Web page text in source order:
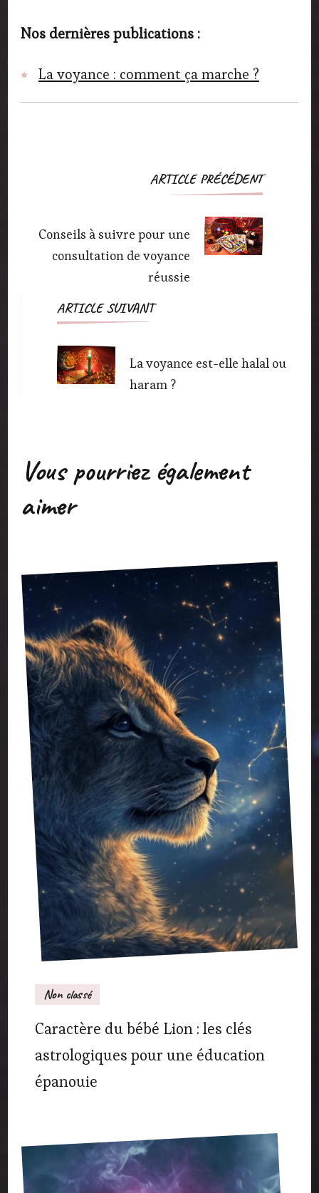
Nos dernières publications :
La voyance : comment ça marche ?
Navigation
ARTICLE PRÉCÉDENT
Conseils à suivre pour une
consultation de voyance
réussie
ARTICLE SUIVANT
La voyance est-elle halal ou
haram ?
Vous pourriez également
aimer
Non classé
Caractère du bébé Lion : les clés
astrologiques pour une éducation
épanouie